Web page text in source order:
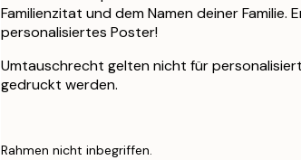
Familienzitat und dem Namen deiner Familie.
personalisiertes Poster!
Umtauschrecht gelten nicht für
gedruckt werden.
Rahmen nicht inbegriffen.